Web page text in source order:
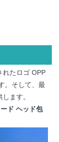
れたロゴ OPP
。そして、最
ます。
ド ヘッド包